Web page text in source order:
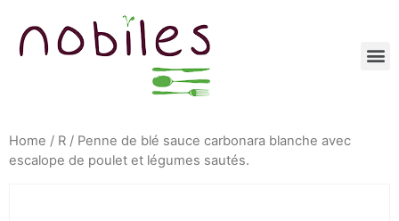
Home / R / Penne de blé sauce carbonara blanche avec
escalope de poulet et légumes sautés.